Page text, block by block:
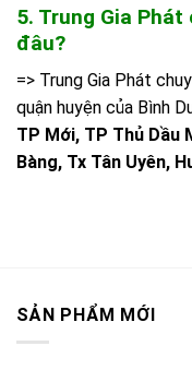
5. Trung Gia
đâu?
=> Trung Gia Phát
quận huyện của Bình
TP Mới, TP Thủ Dầu
Bàng, Tx Tân Uyên,
SẢN PHẨM MỚI